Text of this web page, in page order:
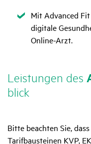
Zutreffend
Mit Advanced
digitale
Online-Arzt.
Leis­tungen des
blick
Bitte beachten Sie,
Tarifbausteinen KVP,